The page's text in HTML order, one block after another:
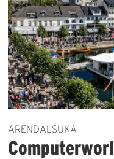
ARENDALSUKA